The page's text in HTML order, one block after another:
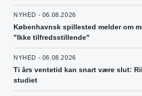
NYHED - 06.08.2026
Københavnsk spillested melder om
"Ikke tilfredsstillende"
NYHED - 06.08.2026
Ti års ventetid kan snart være slut:
studiet